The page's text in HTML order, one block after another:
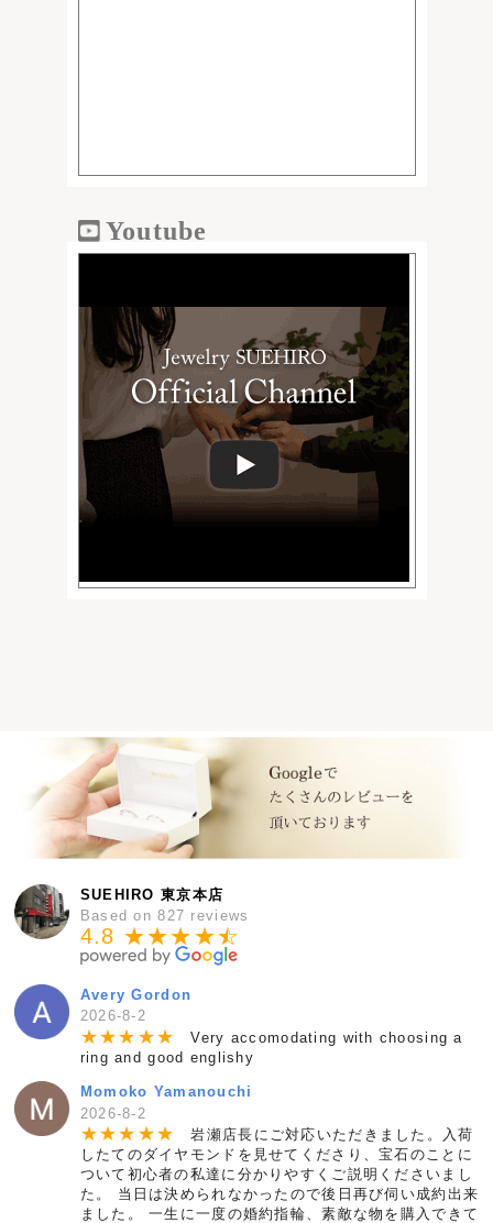
Youtube
SUEHIRO 東京本店
Based on 827 reviews
4.8 ★★★★★
☆
Avery Gordon
2026-8-2
★★★ ★★
Very accomodating with choosing a
ring and good englishy
Momoko Yamanouchi
2026-8-2
★★★ ★★
岩瀬店長にご対応いただきました。入荷
したてのダイヤモンドを見せてくださり、宝石のことに
ついて初心者の私達に分かりやすくご説明くださいまし
た。 当日は決められなかったので後日再び伺い成約出来
ました。 一生に一度の婚約指輪、素敵な物を購入できて